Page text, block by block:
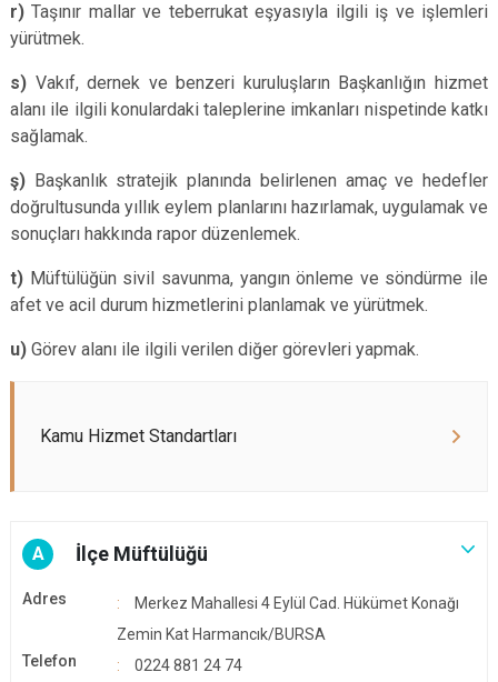
r) Taşınır mallar ve teberrukat eşyasıyla ilgili iş ve işlemleri
yürütmek.
s) Vakıf, dernek ve benzeri kuruluşların Başkanlığın hizmet
alanı ile ilgili konulardaki taleplerine imkanları nispetinde katkı
sağlamak.
ş) Başkanlık stratejik planında belirlenen amaç ve hedefler
doğrultusunda yıllık eylem planlarını hazırlamak, uygulamak ve
sonuçları hakkında rapor düzenlemek.
t) Müftülüğün sivil savunma, yangın önleme ve söndürme ile
afet ve acil durum hizmetlerini planlamak ve yürütmek.
u) Görev alanı ile ilgili verilen diğer görevleri yapmak.
Kamu Hizmet Standartları
A İlçe Müftülüğü
Adres
Merkez Mahallesi 4 Eylül Cad. Hükümet Konağı
Zemin Kat Harmancık/BURSA
Telefon
0224 881 24 74